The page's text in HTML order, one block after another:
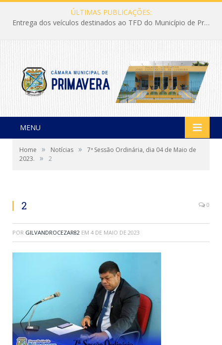
ÚLTIMAS PUBLICAÇÕES:
Entrega dos veículos destinados ao TFD do Município de Primavera
MENU
Home » Notícias »
7ª Sessão Ordinária, dia 04 de Maio de
2023.
» 2
2 0
POR GILVANDROCEZAR82 EM 4 DE MAIO DE 2023